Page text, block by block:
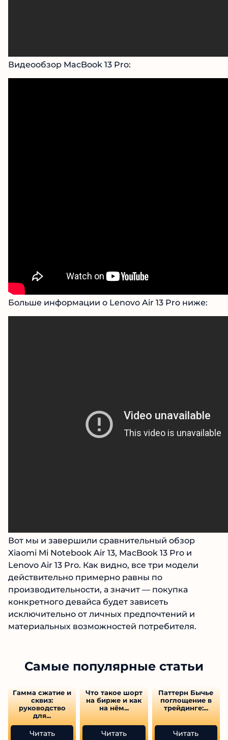
Видеообзор MacBook 13 Pro:
Больше информации о Lenovo Air 13 Pro ниже:
Вот мы и завершили сравнительный обзор
Xiaomi Mi Notebook Air 13, MacBook 13 Pro и
Lenovo Air 13 Pro. Как видно, все три модели
действительно примерно равны по
производительности, а значит — покупка
конкретного девайса будет зависеть
исключительно от личных предпочтений и
материальных возможностей потребителя.
Самые популярные статьи
Гамма сжатие и
сквиз:
руководство
для...
Читать
Что такое шорт
на бирже и как
на нём...
Читать
Паттерн Бычье
поглощение в
трейдинге:...
Читать